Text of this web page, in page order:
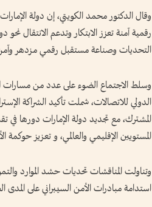
وقال الدكتور محمد الكويتي، إن دولة
رقمية آمنة تعزز الابتكار وتدعم الانتقال
التحديات وصناعة مستقبل رقمي مزدهر
وسلط الاجتماع الضوء على عدد من مسارات
الدولي للاتصالات، شملت تأكيد الشراكة
المشترك، مع تجديد دولة الإمارات دورها في
المستويين الإقليمي والعالمي، و تعزيز حوكمة
وتناولت المناقشات تحديات حشد الموارد
استدامة مبادرات الأمن السيبراني على